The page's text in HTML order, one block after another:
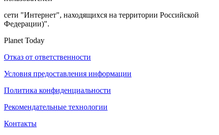
сети "Интернет", находящихся на территории Российской
Федерации)".
Planet Today
Отказ от ответственности
Условия предоставления информации
Политика конфиденциальности
Рекомендательные технологии
Контакты